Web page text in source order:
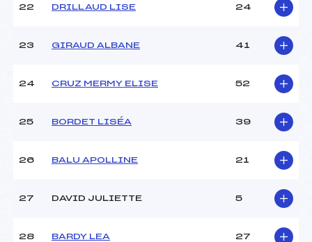
22 DRILLAUD LISE 24
23 GIRAUD ALBANE 41
24 CRUZ MERMY ELISE 52
25 BORDET LISÉA 39
26 BALU APOLLINE 21
27 DAVID JULIETTE 5
28 BARDY LEA 27